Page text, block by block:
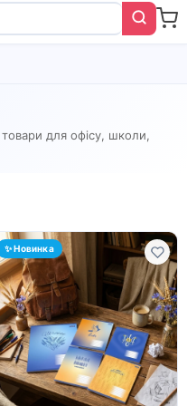
для офісу, школи,
✨ Новинка